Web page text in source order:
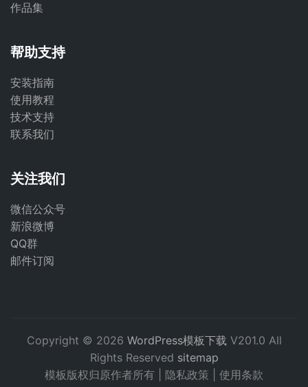
作品集
帮助支持
安装指南
使用教程
技术支持
联系我们
关注我们
微信公众号
新浪微博
QQ群
邮件订阅
Copyright © 2026 WordPress模板下载 V201.0 All
Rights Reserved sitemap
模板版权归原作者所有 | 隐私政策 使用条款